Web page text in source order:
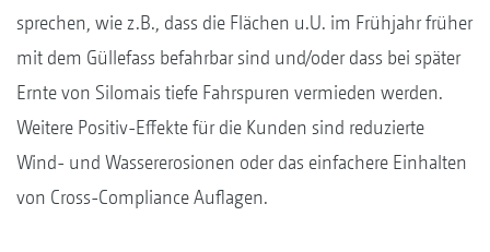
sprechen, wie z.B., dass die Flächen u.U. im Frühjahr früher
mit dem Güllefass befahrbar sind und/oder dass bei später
Ernte von Silomais tiefe Fahrspuren vermieden werden.
Weitere Positiv-Effekte für die Kunden sind reduzierte
Wind- und Wassererosionen oder das einfachere Einhalten
von Cross-Compliance Auflagen.